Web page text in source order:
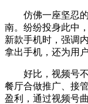
仿佛一座坚忍的
南。纷纷投身此中
新款手机时，强调
拿出手机，还为用
好比，视频号不
餐厅合做推广、接
盈利，通过视频号